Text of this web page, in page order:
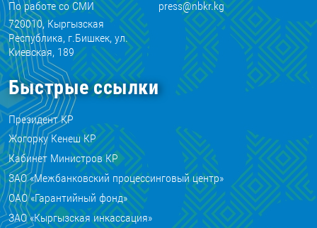
По работе со СМИ
press@nbkr.kg
720010, Кыргызская
Республика, г.Бишкек, ул.
Киевская, 189
Быстрые ссылки
Президент КР
Жогорку Кенеш КР
Кабинет Министров КР
ЗАО «Межбанковский процессинговый центр»
ОАО «Гарантийный фонд»
ЗАО «Кыргызская инкассация»